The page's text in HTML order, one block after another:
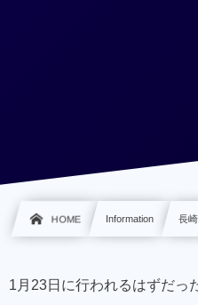
HOME Information 長
1月23日に行われるはずだっ